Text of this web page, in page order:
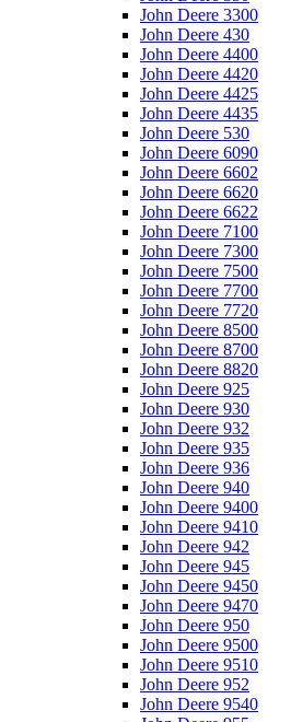
John Deere 3300
John Deere 430
John Deere 4400
John Deere 4420
John Deere 4425
John Deere 4435
John Deere 530
John Deere 6090
John Deere 6602
John Deere 6620
John Deere 6622
John Deere 7100
John Deere 7300
John Deere 7500
John Deere 7700
John Deere 7720
John Deere 8500
John Deere 8700
John Deere 8820
John Deere 925
John Deere 930
John Deere 932
John Deere 935
John Deere 936
John Deere 940
John Deere 9400
John Deere 9410
John Deere 942
John Deere 945
John Deere 9450
John Deere 9470
John Deere 950
John Deere 9500
John Deere 9510
John Deere 952
John Deere 9540